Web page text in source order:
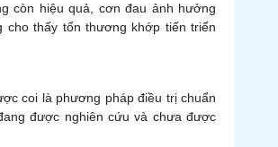
còn hiệu quả, cơn đau ảnh hưởng
cho thấy tổn thương khớp tiến triển
coi là phương pháp điều trị chuẩn
được nghiên cứu và chưa được